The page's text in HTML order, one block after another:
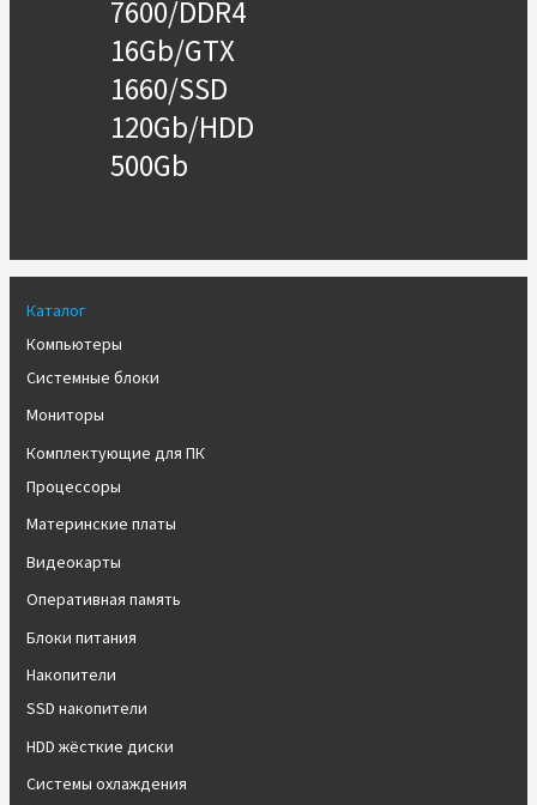
Каталог
Компьютеры
Системные блоки
Мониторы
Комплектующие для ПК
Процессоры
Материнские платы
Видеокарты
Оперативная память
Блоки питания
Накопители
SSD накопители
HDD жёсткие диски
Системы охлаждения
7600/DDR4
16Gb/GTX
1660/SSD
120Gb/HDD
500Gb